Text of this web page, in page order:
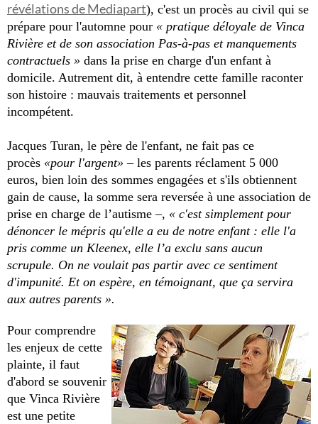
révélations de Mediapart), c'est un procès au civil qui se
prépare pour l'automne pour « pratique déloyale de Vinca
Rivière et de son association Pas-à-pas et manquements
contractuels » dans la prise en charge d'un enfant à
domicile. Autrement dit, à entendre cette famille raconter
son histoire : mauvais traitements et personnel
incompétent.
Jacques Turan, le père de l'enfant, ne fait pas ce
procès «pour l'argent» – les parents réclament 5 000
euros, bien loin des sommes engagées et s'ils obtiennent
gain de cause, la somme sera reversée à une association de
prise en charge de l’autisme –, « c'est simplement pour
dénoncer le mépris qu'elle a eu de notre enfant : elle l'a
pris comme un Kleenex, elle l’a exclu sans aucun
scrupule. On ne voulait pas partir avec ce sentiment
d'impunité. Et on espère, en témoignant, que ça servira
aux autres parents ».
Pour comprendre
les enjeux de cette
plainte, il faut
d'abord se souvenir
que Vinca Rivière
est une petite